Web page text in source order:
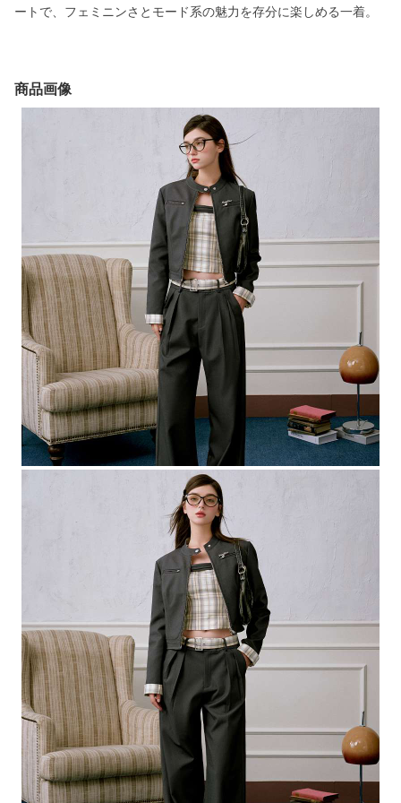
ートで、フェミニンさとモード系の魅力を存分に楽しめる一着。
商品画像